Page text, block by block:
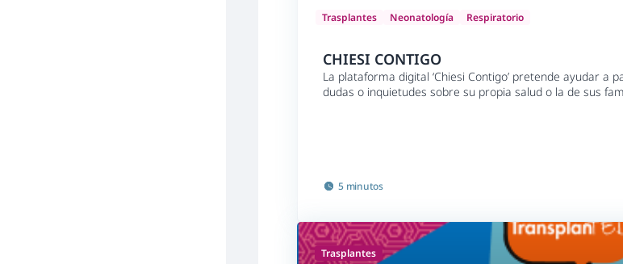
Trasplantes Neonatología Respiratorio
CHIESI CONTIGO
La plataforma digital ‘Chiesi Contigo’ pretende ayudar a
dudas o inquietudes sobre su propia salud o la de sus
5 minutos
Trasplantes